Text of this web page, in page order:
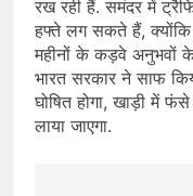
रख रही हैं. समंदर में
हफ्ते लग सकते हैं, क्योंकि
महीनों के कड़वे अनुभवों के
भारत सरकार ने साफ
घोषित होगा, खाड़ी में
लाया जाएगा.